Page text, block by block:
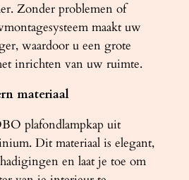
Zonder problemen of
maakt uw
waardoor u een grote
inrichten van uw ruimte.
materiaal
plafondlampkap uit
Dit materiaal is elegant,
en laat je toe om